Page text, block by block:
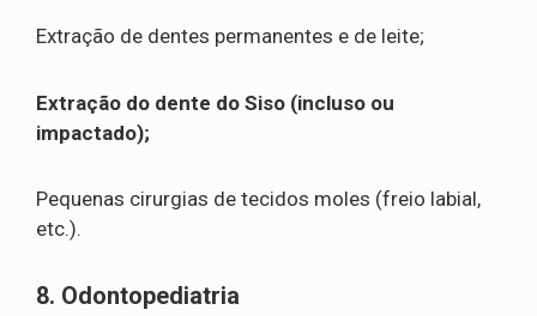
Extração de dentes permanentes e de leite;
Extração do dente do Siso (incluso ou
impactado);
Pequenas cirurgias de tecidos moles (freio labial,
etc.).
8. Odontopediatria